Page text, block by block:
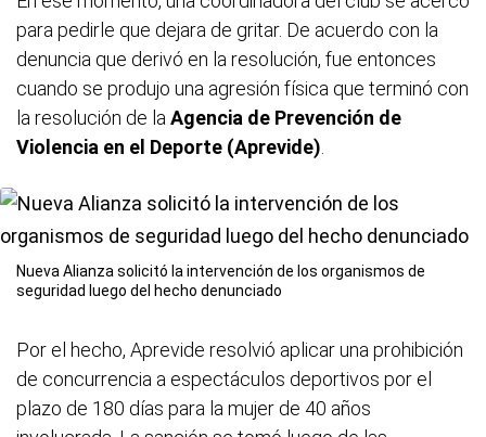
para pedirle que dejara de gritar. De acuerdo con la
denuncia que derivó en la resolución, fue entonces
cuando se produjo una agresión física que terminó con
la resolución de la Agencia de Prevención de
Violencia en el Deporte (Aprevide)
Nueva Alianza solicitó la intervención de los organismos de
seguridad luego del hecho denunciado
Por el hecho, Aprevide resolvió aplicar una prohibición
de concurrencia a espectáculos deportivos por el
plazo de 180 días para la mujer de 40 años